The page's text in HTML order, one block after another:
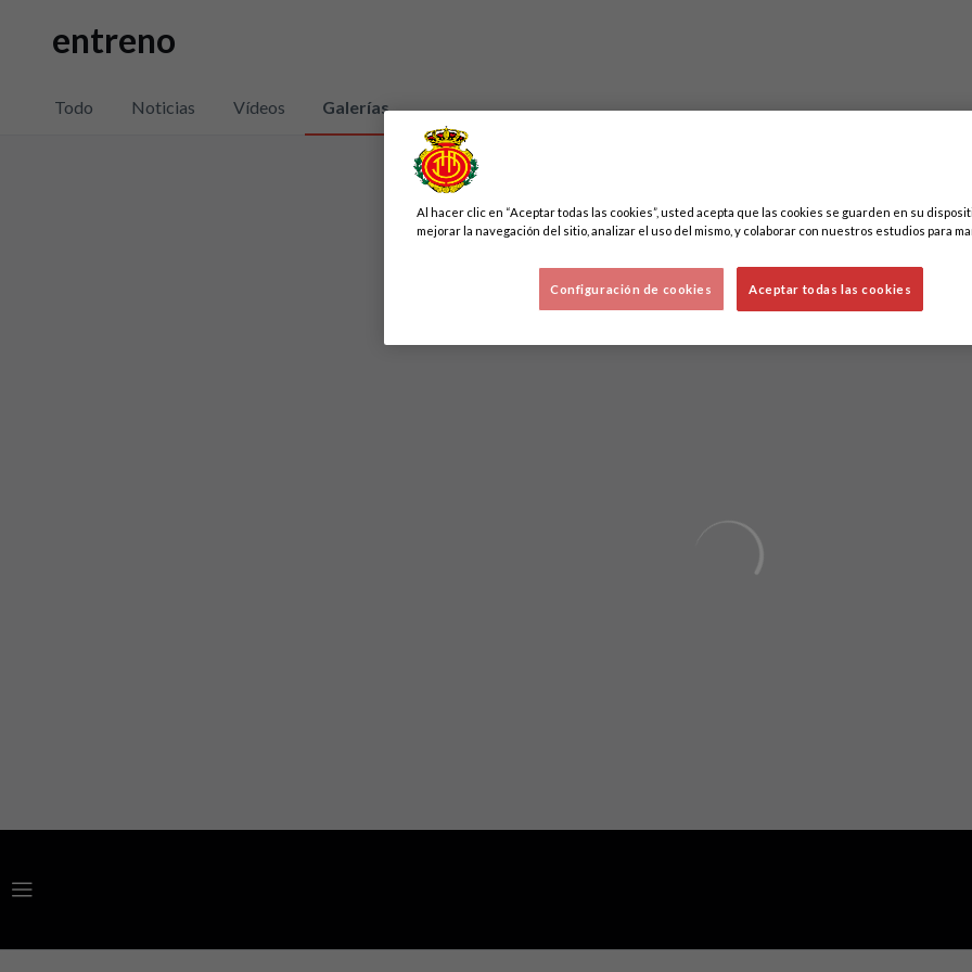
entreno
Todo Noticias Vídeos Galerías
Lo sentimos, no hemos encontrado nada.
Al hacer clic en “Aceptar todas las cookies”, usted acepta que las cookies se guarden en su
mejorar la navegación del sitio, analizar el uso del mismo, y colaborar con nuestros estudios para
Aceptar todas las cookies
Configuración de cookies